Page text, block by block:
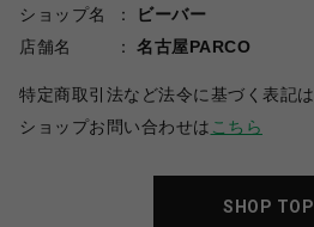
ショップ名
ビーバー
店舗名
名古屋PARCO
特定商取引法など法令に基づく表記は
ショップお問い合わせは こちら
SHOP TOP